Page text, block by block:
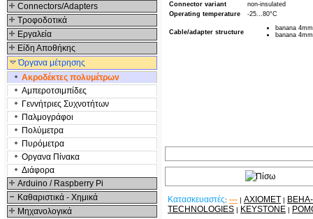
Connectors/Adapters
Τροφοδοτικά
Εργαλεία
Είδη Αποθήκης
Όργανα μέτρησης
Ακροδέκτες πολυμέτρων
Αμπεροτσιμπίδες
Γενvήτριες Συχνοτήτων
Παλμογράφοι
Πολύμετρα
Πυρόμετρα
Οργανα Πίνακα
Διάφορα
Arduino / Raspberry Pi
Καθαριστικά - Χημικά
Μηχανολογικά
Connector variant
non-insulated
Operating temperature
-25...80°C
Cable/adapter structure
banana
banana
Κατασκευαστές: --- | AXIOMET |
TECHNOLOGIES | KEYSTONE |